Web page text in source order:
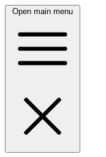
Open main menu